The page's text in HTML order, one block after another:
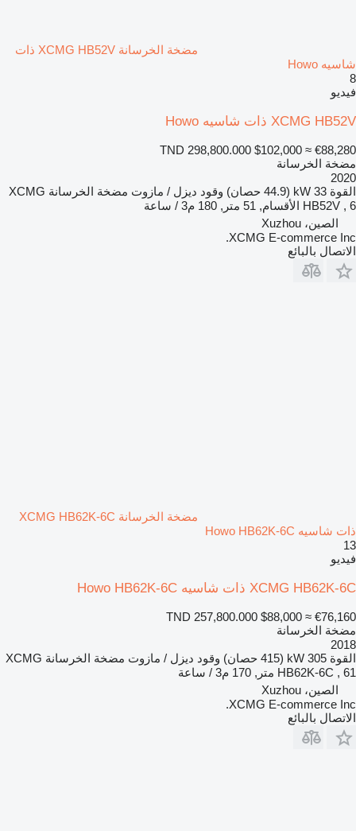
مضخة الخرسانة XCMG HB52V ذات
شاسيه Howo
8
فيديو
XCMG HB52V ذات شاسيه Howo
TND 298,800.000 $102,000 ≈ €88,280
مضخة الخرسانة
2020
القوة 33 kW (44.9 حصان) وقود ديزل / مازوت مضخة الخرسانة XCMG
HB52V , 6 الأقسام, 51 متر, 180 م3 / ساعة
الصين، Xuzhou
XCMG E-commerce Inc.
الاتصال بالبائع
مضخة الخرسانة XCMG HB62K-6C
ذات شاسيه Howo HB62K-6C
13
فيديو
XCMG HB62K-6C ذات شاسيه Howo HB62K-6C
TND 257,800.000 $88,000 ≈ €76,160
مضخة الخرسانة
2018
القوة 305 kW (415 حصان) وقود ديزل / مازوت مضخة الخرسانة XCMG
HB62K-6C , 61 متر, 170 م3 / ساعة
الصين، Xuzhou
XCMG E-commerce Inc.
الاتصال بالبائع